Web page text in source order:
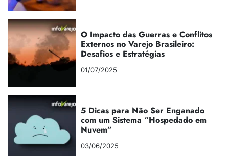
O Impacto das Guerras e Conflitos
Externos no Varejo Brasileiro:
Desafios e Estratégias
01/07/2025
5 Dicas para Não Ser Enganado
com um Sistema “Hospedado em
Nuvem”
03/06/2025